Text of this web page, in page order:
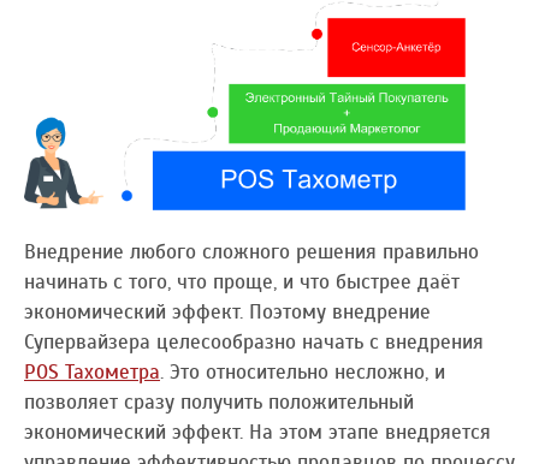
Внедрение любого сложного решения правильно
начинать с того, что проще, и что быстрее даёт
экономический эффект. Поэтому внедрение
Супервайзера целесообразно начать с внедрения
POS Тахометра. Это относительно несложно, и
позволяет сразу получить положительный
экономический эффект. На этом этапе внедряется